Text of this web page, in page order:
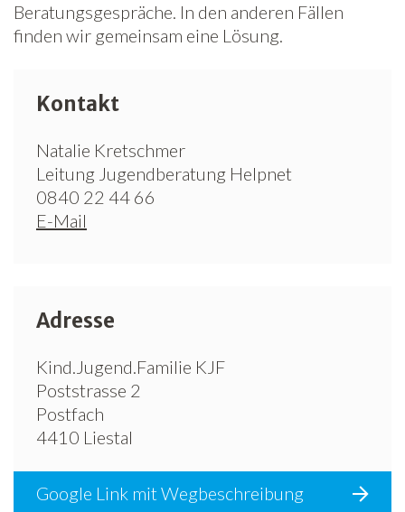
Beratungsgespräche. In den anderen Fällen
finden wir gemeinsam eine Lösung.
Kontakt
Natalie Kretschmer
Leitung Jugendberatung Helpnet
0840 22 44 66
E-Mail
Adresse
Kind.Jugend.Familie KJF
Poststrasse 2
Postfach
4410 Liestal
Google Link mit Wegbeschreibung